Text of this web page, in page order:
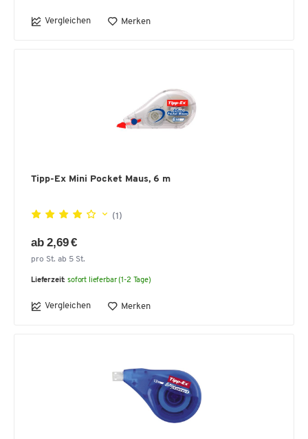
Vergleichen Merken
Tipp-Ex Mini Pocket Maus, 6 m
(1)
ab 2,69 €
pro St. ab 5 St.
Lieferzeit: sofort lieferbar (1-2 Tage)
Vergleichen Merken